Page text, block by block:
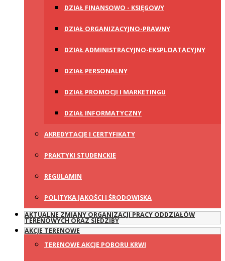
DZIAŁ FINANSOWO - KSIĘGOWY
DZIAŁ ORGANIZACYJNO-PRAWNY
DZIAŁ ADMINISTRACYJNO-EKSPLOATACYJNY
DZIAŁ PERSONALNY
DZIAŁ PROMOCJI I MARKETINGU
DZIAŁ INFORMATYCZNY
AKREDYTACJE I CERTYFIKATY
PRAKTYKI STUDENCKIE
REGULAMIN
POLITYKA JAKOŚCI I ŚRODOWISKA
AKTUALNE ZMIANY ORGANIZACJI PRACY ODDZIAŁÓW
TERENOWYCH ORAZ SIEDZIBY
AKCJE TERENOWE
TERENOWE AKCJE POBORU KRWI